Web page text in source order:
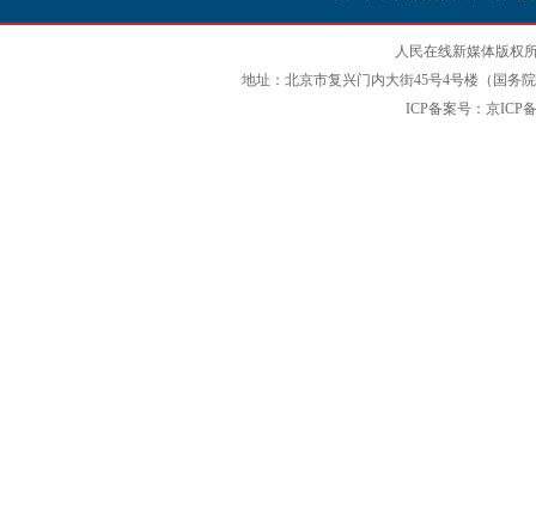
人民在线新媒体版权
地址：北京市复兴门内大街45号4号楼（国务
ICP备案号：京ICP